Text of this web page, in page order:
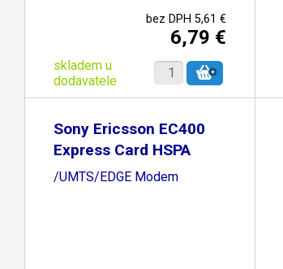
bez DPH 5,61 €
6,79 €
skladem u
dodavatele
Sony Ericsson EC400
Express Card HSPA
/UMTS/EDGE Modem